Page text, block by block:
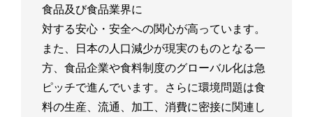
食品及び食品業界に
対する安心・安全への関心が高っています。
また、日本の人口減少が現実のものとなる一
方、食品企業や食料制度のグローバル化は急
ピッチで進んでいます。さらに環境問題は食
料の生産、流通、加工、消費に密接に関連し